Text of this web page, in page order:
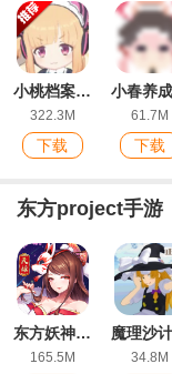
小桃档案手机版
322.3M
下载
61.7M
下载
东方project手游
东方妖神录安卓版手游
165.5M 34.8M